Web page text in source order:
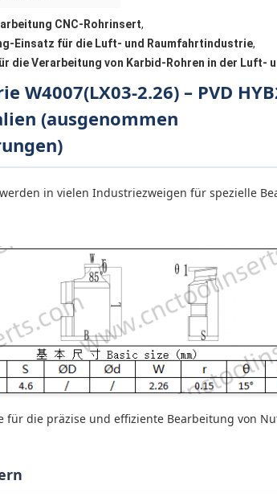
CNC-Rohrinsert,
Einsatz für die Luft- und Raumfahrtindustrie,
die Verarbeitung von Karbid-Rohren in der Luft-
W4007(LX03-2.26) – PVD
(ausgenommen
in vielen Industriezweigen für spezielle
für die präzise und effiziente Bearbeitung von